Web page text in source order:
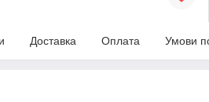
Доставка Оплата Умови